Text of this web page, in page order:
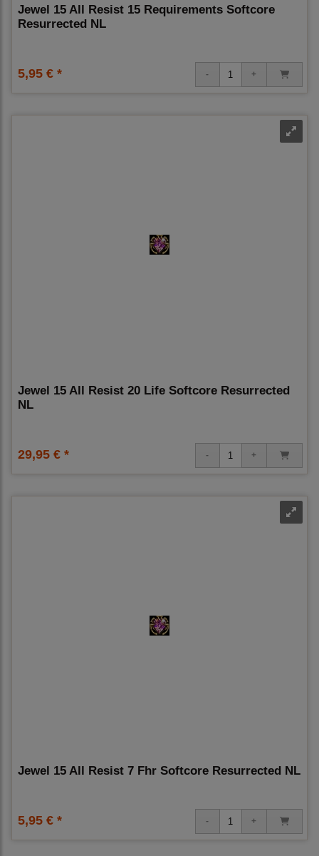
Jewel 15 All Resist 15 Requirements Softcore
Resurrected NL
5,95 € *
Jewel 15 All Resist 20 Life Softcore Resurrected
NL
29,95 € *
Jewel 15 All Resist 7 Fhr Softcore Resurrected NL
5,95 € *